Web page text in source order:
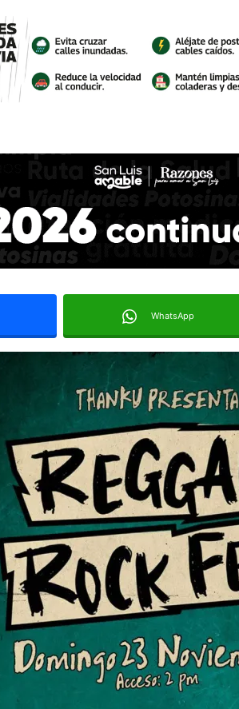
WhatsApp